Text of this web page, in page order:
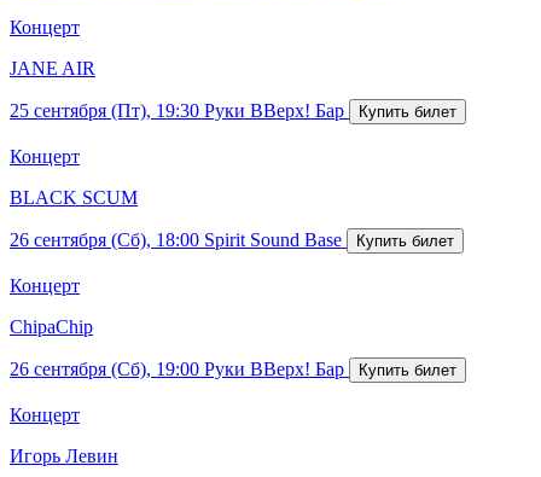
Концерт
JANE AIR
25 сентября (Пт), 19:30 Руки ВВерх! Бар
Концерт
BLACK SCUM
26 сентября (Сб), 18:00 Spirit Sound Base
Концерт
ChipaChip
26 сентября (Сб), 19:00 Руки ВВерх! Бар
Концерт
Игорь Левин